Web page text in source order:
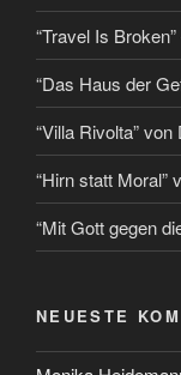
“Travel Is
“Das Haus der
“Villa Rivolta”
“Hirn statt Moral”
“Mit Gott gegen
NEUESTE